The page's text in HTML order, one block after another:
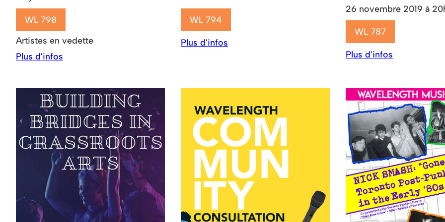
WL 798
Artistes en vedette
Plus d'infos
WL 794
Plus d'infos
26 novembre 2019 à
WL 787
Plus d'infos